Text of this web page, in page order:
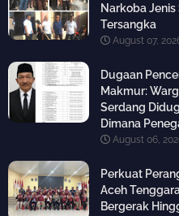
Narkoba
Tersangka
August 07,
Dugaan
Makmur:
Serdang
Dimana
August 06,
Perkuat
Aceh
Bergerak